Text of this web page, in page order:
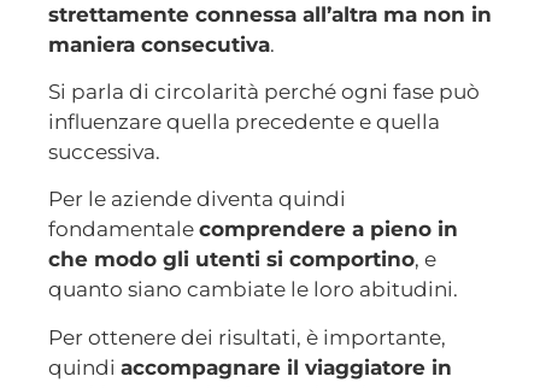
strettamente connessa all’altra ma non in
maniera consecutiva.
Si parla di circolarità perché ogni fase può
influenzare quella precedente e quella
successiva.
Per le aziende diventa quindi
fondamentale comprendere a pieno in
che modo gli utenti si comportino, e
quanto siano cambiate le loro abitudini.
Per ottenere dei risultati, è importante,
quindi accompagnare il viaggiatore in